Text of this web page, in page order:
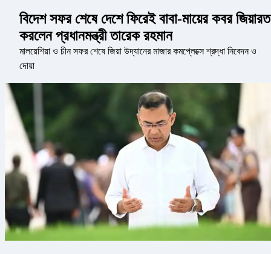
বিদেশ সফর শেষে দেশে ফিরেই বাবা-মায়ের কবর জিয়ারত
করলেন প্রধানমন্ত্রী তারেক রহমান
মালয়েশিয়া ও চীন সফর শেষে জিয়া উদ্যানের মাজার কমপ্লেক্সে শ্রদ্ধা নিবেদন ও
দোয়া